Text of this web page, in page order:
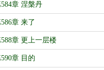
章 涅槃丹
章 来了
章 更上一层楼
章 目的